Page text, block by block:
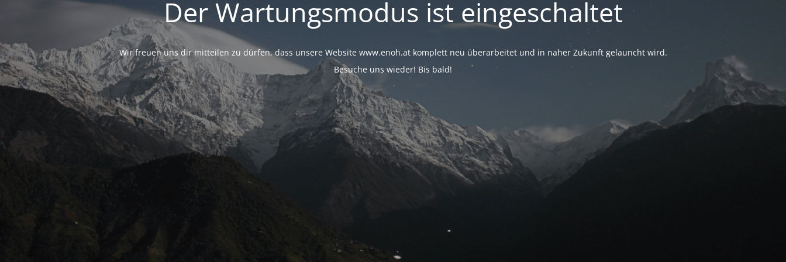
Der Wartungsmodus ist eingeschaltet
Wir freuen uns dir mitteilen zu dürfen, dass unsere Website www.enoh.at komplett neu überarbeitet und in naher Zukunft gelauncht wird.
Besuche uns wieder! Bis bald!